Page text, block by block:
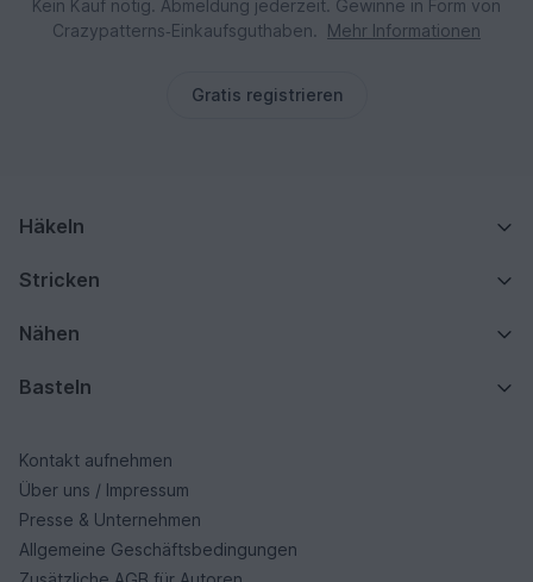
Kein Kauf nötig. Abmeldung jederzeit. Gewinne in Form von
Crazypatterns‑Einkaufsguthaben.
Mehr Informationen
Gratis registrieren
Häkeln
Stricken
Nähen
Basteln
Kontakt aufnehmen
Über uns / Impressum
Presse & Unternehmen
Allgemeine Geschäftsbedingungen